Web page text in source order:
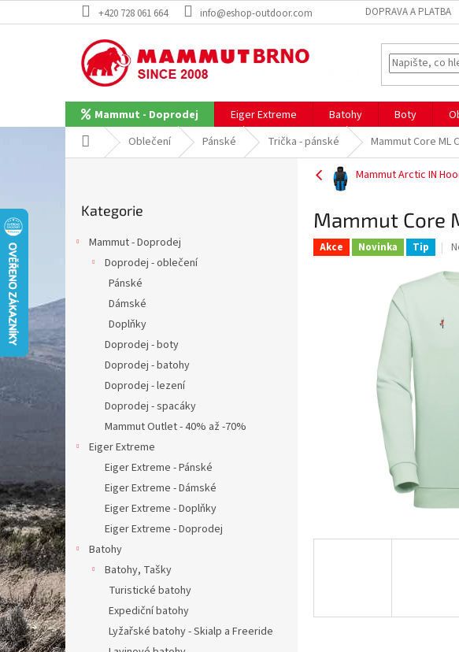
na
+420 728 061 664 info@eshop-outdoor.com DOPRAVA A PLATBA
Mammut - Doprodej Eiger Extreme Batohy Boty
Domů Oblečení Pánské Trička - pánské Mammut Core ML
í
a
n
kategorie
Kategorie
Mammut - Doprodej
Doprodej - oblečení
Pánské
Dámské
Doplňky
Doprodej - boty
Doprodej - batohy
Doprodej - lezení
Doprodej - spacáky
Mammut Outlet - 40% až -70%
Eiger Extreme
Eiger Extreme - Pánské
Eiger Extreme - Dámské
Eiger Extreme - Doplňky
Eiger Extreme - Doprodej
Batohy
Batohy, Tašky
Turistické batohy
Expediční batohy
Lyžařské batohy - Skialp a Freeride
Mammut Arctic IN
Mammut Core
Akce Novinka Tip